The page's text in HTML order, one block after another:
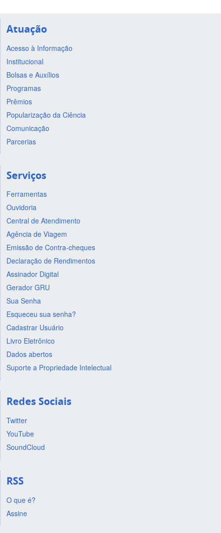
Atuação
Acesso à Informação
Institucional
Bolsas e Auxílios
Programas
Prêmios
Popularização da Ciência
Comunicação
Parcerias
Serviços
Ferramentas
Ouvidoria
Central de Atendimento
Agência de Viagem
Emissão de Contra-cheques
Declaração de Rendimentos
Assinador Digital
Gerador GRU
Sua Senha
Esqueceu sua senha?
Cadastrar Usuário
Livro Eletrônico
Dados abertos
Suporte a Propriedade Intelectual
Redes Sociais
Twitter
YouTube
SoundCloud
RSS
O que é?
Assine